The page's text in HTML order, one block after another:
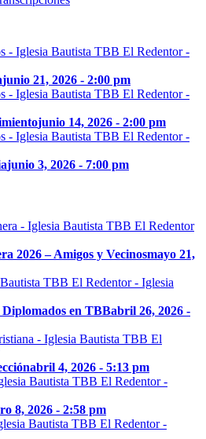
junio 21, 2026 - 2:00 pm
junio 14, 2026 - 2:00 pm
junio 3, 2026 - 7:00 pm
2026 – Amigos y Vecinosmayo 21,
en TBBabril 26, 2026 -
abril 4, 2026 - 5:13 pm
8, 2026 - 2:58 pm